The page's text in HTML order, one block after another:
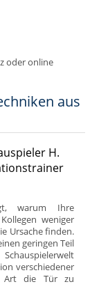
oder online
aus
H.
warum Ihre
weniger
Ursache finden.
geringen Teil
verschiedener
Art die Tür zu